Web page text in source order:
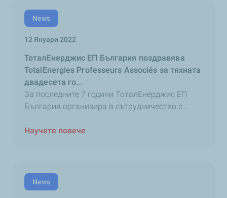
News
12 Януари 2022
ТоталЕнерджис ЕП България поздравява
TotalEnergies Professeurs Associés за тяхната
двадесета го...
За последните 7 години ТоталЕнерджис ЕП
България организира в сътрудничество с...
Научете повече
News